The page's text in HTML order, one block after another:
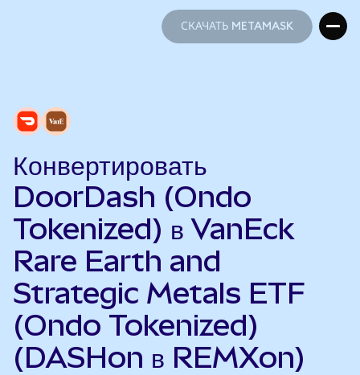
СКАЧАТЬ METAMASK
Конвертировать
DoorDash (Ondo
Tokenized) в VanEck
Rare Earth and
Strategic Metals ETF
(Ondo Tokenized)
(DASHon в REMXon)